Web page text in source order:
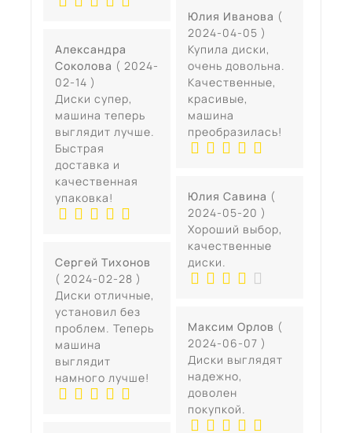
Александра
Соколова ( 2024-
02-14 )
Диски супер,
машина теперь
выглядит лучше.
Быстрая
доставка и
качественная
упаковка!
Сергей Тихонов
( 2024-02-28 )
Диски отличные,
установил без
проблем. Теперь
машина
выглядит
намного лучше!
Юлия Иванова (
2024-04-05 )
Купила диски,
очень довольна.
Качественные,
красивые,
машина
преобразилась!
Юлия Савина (
2024-05-20 )
Хороший выбор,
качественные
диски.
Максим Орлов (
2024-06-07 )
Диски выглядят
надежно,
доволен
покупкой.